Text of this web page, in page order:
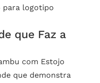
para logotipo
que Faz a
com Estojo
que demonstra